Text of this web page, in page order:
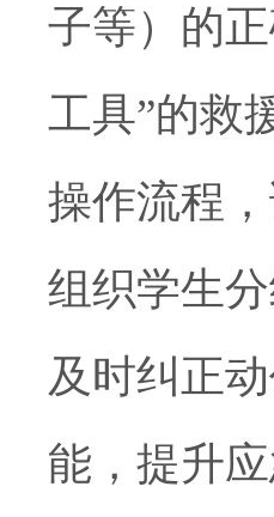
子等）的
工具”的救
操作流程
组织学生
及时纠正
能，提升